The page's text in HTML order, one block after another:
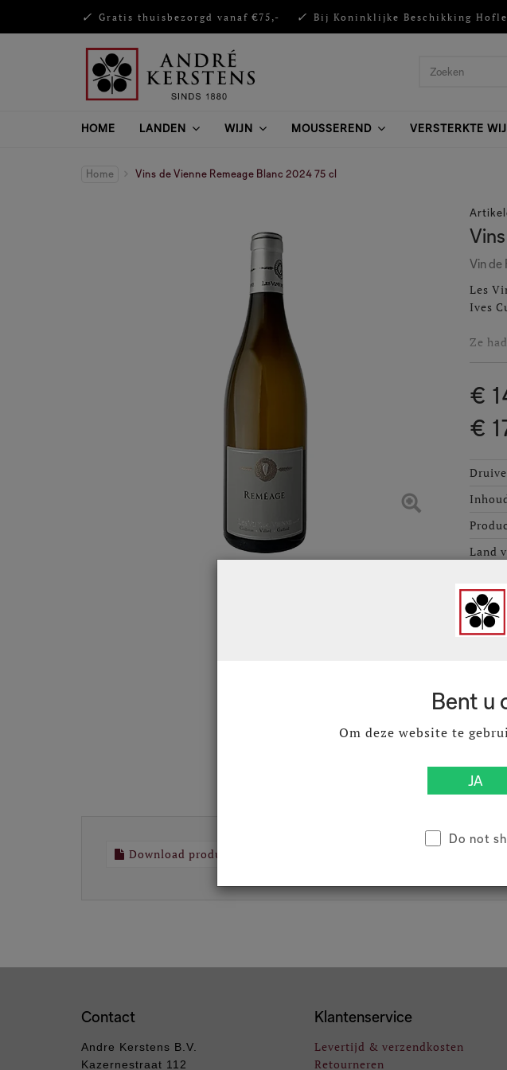
Bent u
Om deze website te
Do not
Gratis thuisbezorgd vanaf €75,- Bij Koninklijke Beschikking
HOME LANDEN WIJN MOUSSEREND VERSTERKTE
Home Vins de Vienne Remeage Blanc 2024 75 cl
Vin de
Les
Ives
Ze
hun
De
die in
€
€
Land
Download productomschrijving
Contact
Andre Kerstens B.V.
Kazernestraat 112
Klantenservice
Levertijd & verzendkosten
Retourneren